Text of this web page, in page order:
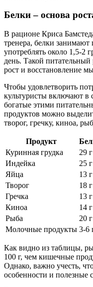
Белки – основа
В рационе Криса
тренера, белки занимают
употреблять около 1,5-2
день. Такой
рост и восстановление
Чтобы удовлетворить
культуристы включают
богатые этими
продуктов можно
творог, гречку, киноа,
Продукт
Куринная грудка
29 г
Индейка
25 г
Яйца
13 г
Творог
18 г
Гречка
13 г
Киноа
14 г
Рыба
20 г
Молочные продукты 3-6
Как видно из таблицы,
100 г, чем кишечные
Однако, важно учесть,
особенности и полезные